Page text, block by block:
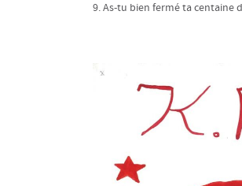
9. As-tu bien fermé ta centaine